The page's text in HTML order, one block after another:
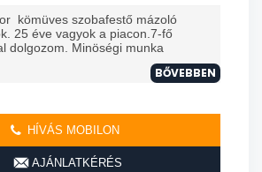
kömüves szobafestő mázoló
25 éve vagyok a piacon.7-fő
dolgozom. Minöségi munka
BŐVEBBEN
HÍVÁS MOBILON
AJÁNLATKÉRÉS